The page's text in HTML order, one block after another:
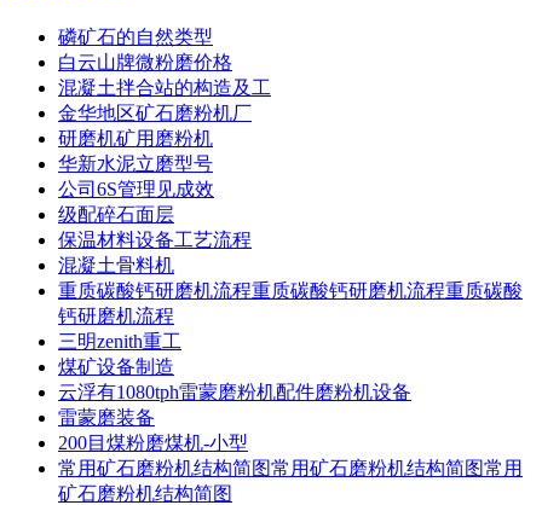
磷矿石的自然类型
白云山牌微粉磨价格
混凝土拌合站的构造及工
金华地区矿石磨粉机厂
研磨机矿用磨粉机
华新水泥立磨型号
公司6S管理见成效
级配碎石面层
保温材料设备工艺流程
混凝土骨料机
重质碳酸钙研磨机流程重质碳酸钙研磨机流程重质碳酸
钙研磨机流程
三明zenith重工
煤矿设备制造
云浮有1080tph雷蒙磨粉机配件磨粉机设备
雷蒙磨装备
200目煤粉磨煤机-小型
常用矿石磨粉机结构简图常用矿石磨粉机结构简图常用
矿石磨粉机结构简图